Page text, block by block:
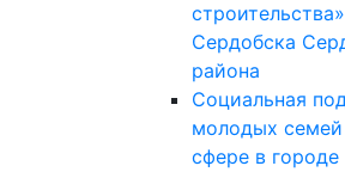
Сердобска
района
Социальная
молодых
сфере в